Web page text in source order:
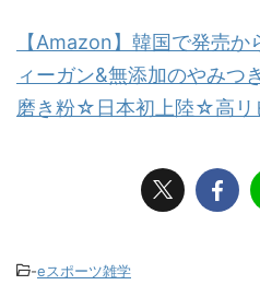
【Amazon】韓国で発売
ィーガン&無添加のやみつ
磨き粉☆日本初上陸☆高リ
-eスポーツ雑学